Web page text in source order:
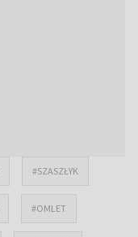
#SZASZŁYK
#OMLET